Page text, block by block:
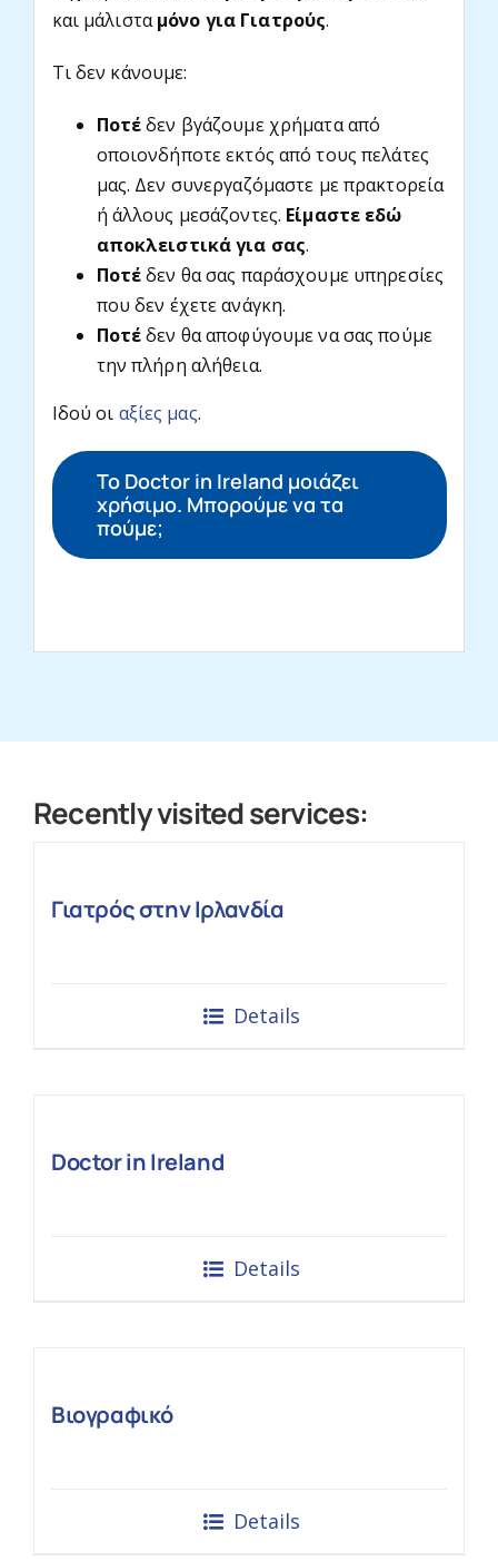
και μάλισταμόνο για Γιατρούς.
Τι δεν κάνουμε:
Ποτέδεν βγάζουμε χρήματα από
οποιονδήποτε εκτός από τους πελάτες
μας. Δεν συνεργαζόμαστε με πρακτορεία
ή άλλους μεσάζοντες. Είμαστε εδώ
αποκλειστικά για σας.
Ποτέδεν θα σας παράσχουμε υπηρεσίες
που δεν έχετε ανάγκη.
Ποτέδεν θα αποφύγουμε να σας πούμε
την πλήρη αλήθεια.
Ιδού οι αξίες μας.
Το Doctor in Ireland μοιάζει
χρήσιμο. Μπορούμε να τα
πούμε;
Recently visited services:
Γιατρός στην Ιρλανδία
Details
Doctor in Ireland
Details
Βιογραφικό
Details